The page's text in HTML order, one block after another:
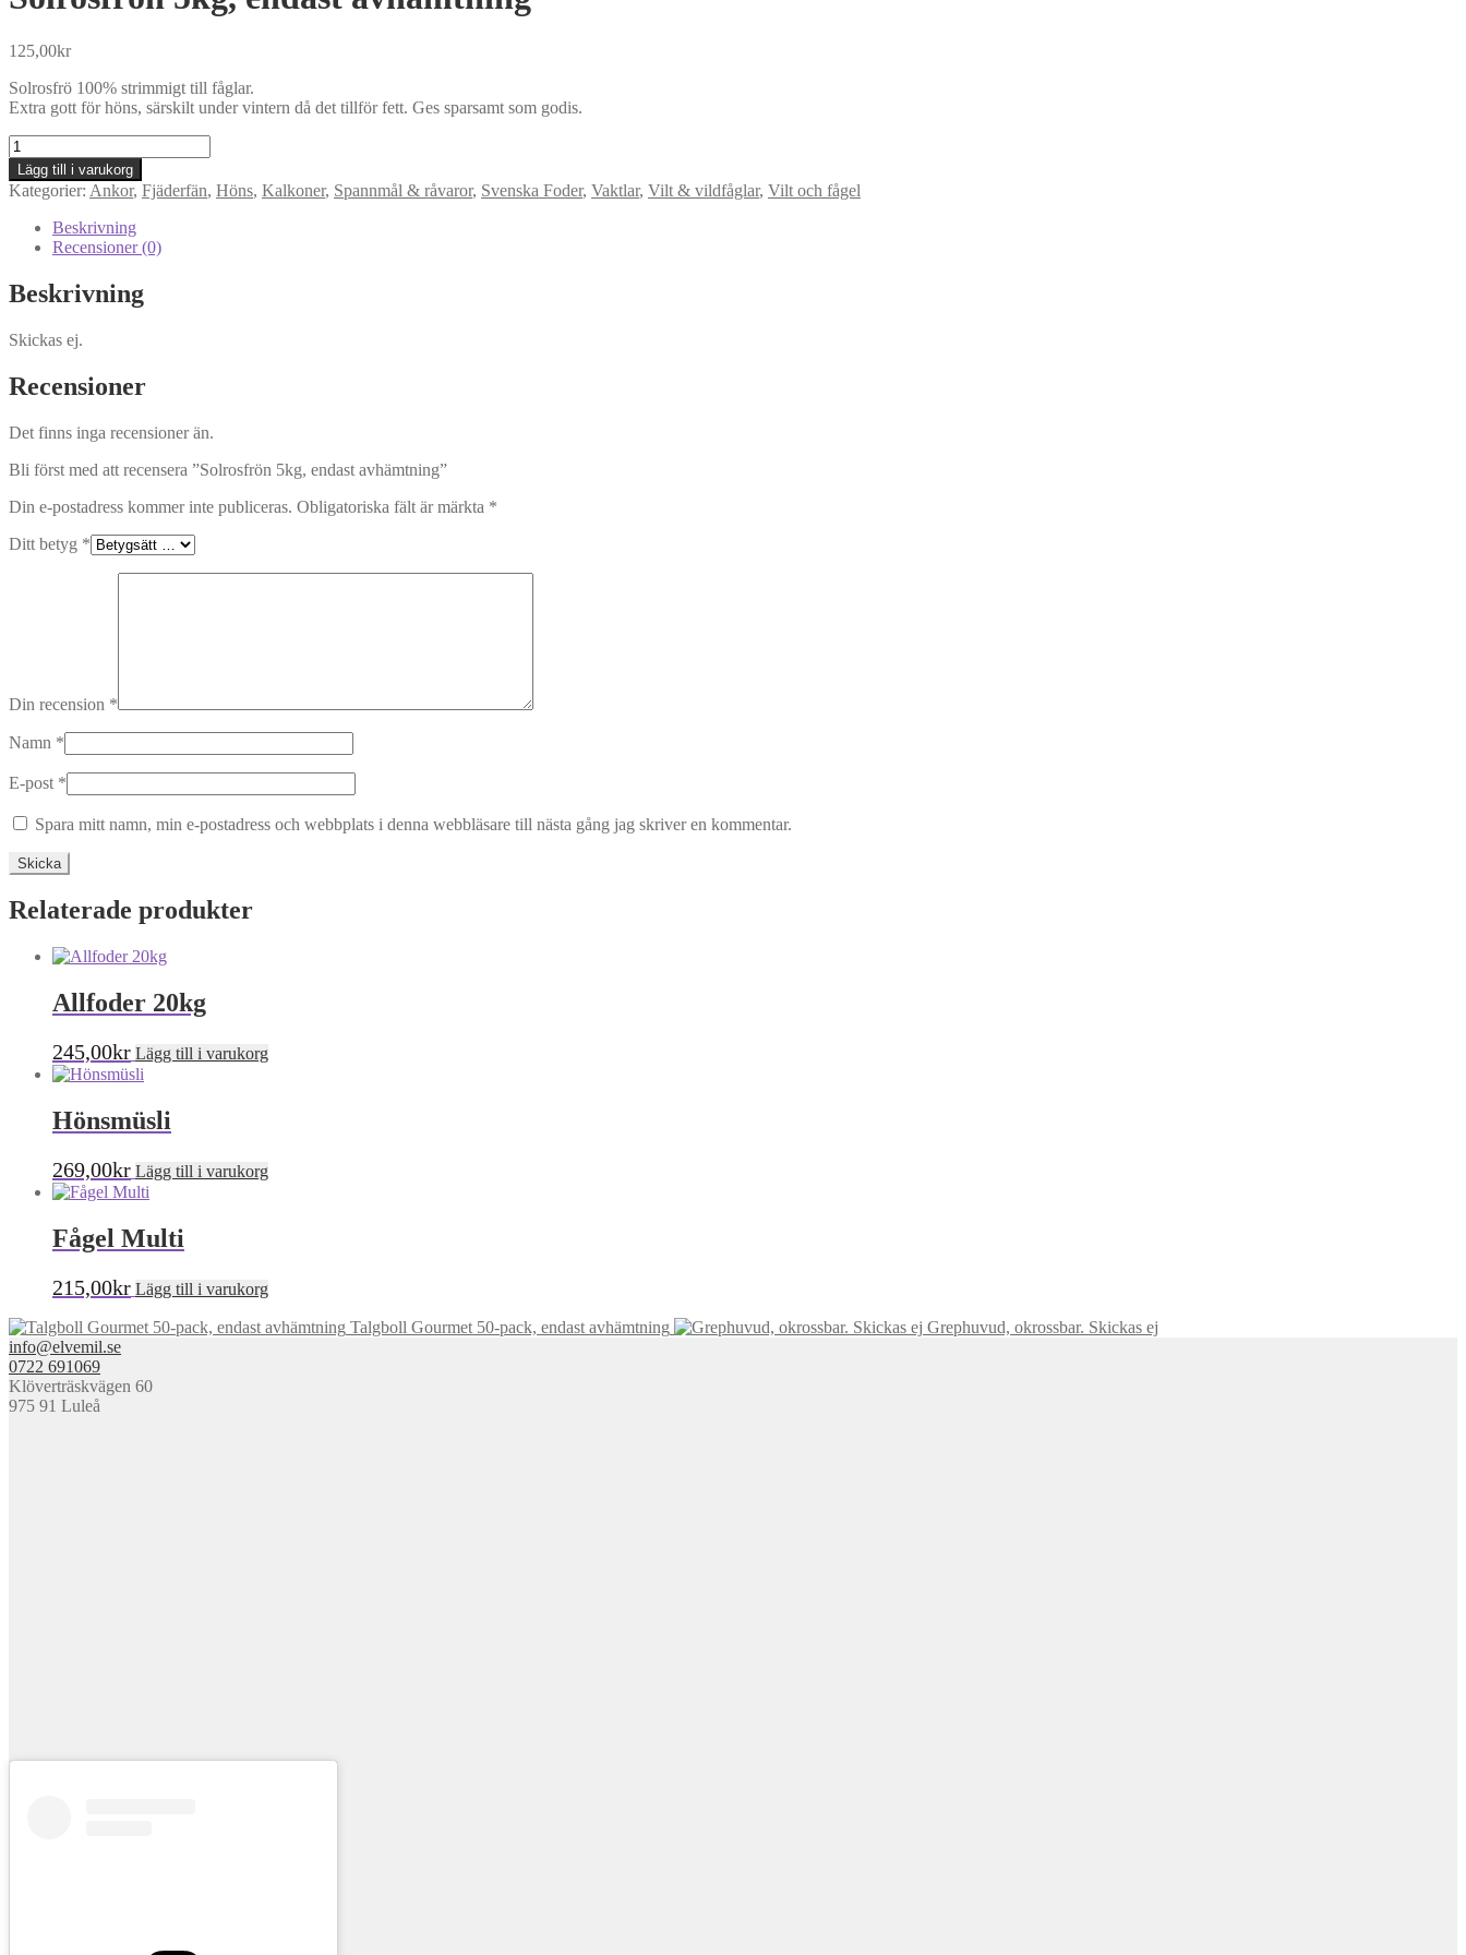
125,00kr
Solrosfrö 100% strimmigt till fåglar.
Extra gott för höns, särskilt under vintern då det tillför fett. Ges sparsamt som godis.
Solrosfrön
5kg,
endast
avhämtning
mängd
Lägg till i varukorg
Kategorier: Ankor, Fjäderfän, Höns, Kalkoner, Spannmål & råvaror, Svenska Foder, Vaktlar, Vilt & vildfåglar, Vilt och fågel
Beskrivning
Recensioner (0)
Beskrivning
Skickas ej.
Recensioner
Det finns inga recensioner än.
Bli först med att recensera ”Solrosfrön 5kg, endast avhämtning”
Din e-postadress kommer inte publiceras. Obligatoriska fält är märkta *
Ditt betyg *
Din recension *
Namn *
E-post *
Spara mitt namn, min e-postadress och webbplats i denna webbläsare till nästa gång jag skriver en kommentar.
Relaterade produkter
Allfoder 20kg
245,00kr Lägg till i varukorg
Hönsmüsli
269,00kr Lägg till i varukorg
Fågel Multi
215,00kr Lägg till i varukorg
Talgboll Gourmet 50-pack, endast avhämtning
Grephuvud, okrossbar. Skickas ej
info@elvemil.se
0722 691069
Klöverträskvägen 60
975 91 Luleå